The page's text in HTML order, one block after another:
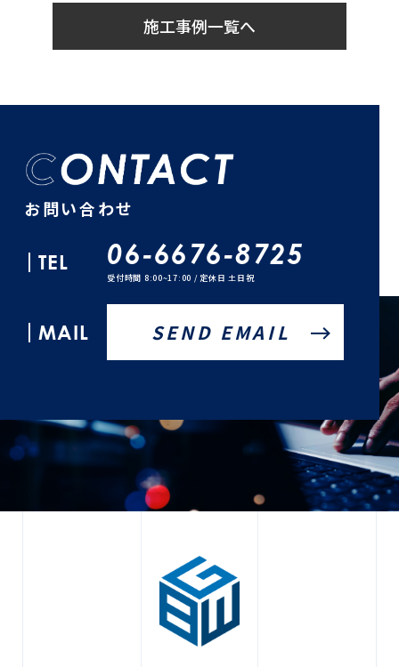
施工事例一覧へ
お問い合わせ
TEL 06-6676-8725
受付時間 8:00~17:00 / 定休日 土日祝
MAIL